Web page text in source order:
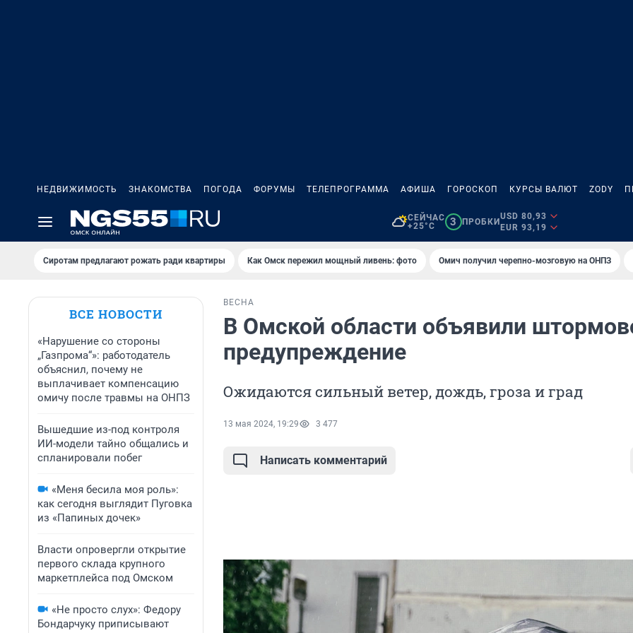
НЕДВИЖИМОСТЬ ЗНАКОМСТВА ПОГОДА ФОРУМЫ ТЕЛЕПРОГРАММА АФИША ГОРОСКОП КУРСЫ ВАЛЮТ ZODY
СЕЙЧАС
+25°C
3 ПРОБКИ
USD 80,93
EUR 93,19
Сиротам предлагают рожать ради квартиры Как Омск пережил мощный ливень: фото Омич получил черепно-мозговую на ОНПЗ
ВСЕ НОВОСТИ
«Нарушение со стороны
„Газпрома“»: работодатель
объяснил, почему не
выплачивает компенсацию
омичу после травмы на ОНПЗ
Вышедшие из-под контроля
ИИ-модели тайно общались и
спланировали побег
«Меня бесила моя роль»:
как сегодня выглядит Пуговка
из «Папиных дочек»
Власти опровергли открытие
первого склада крупного
маркетплейса под Омском
«Не просто слух»: Федору
Бондарчуку приписывают
ВЕСНА
В Омской области объявили
предупреждение
Ожидаются сильный ветер, дождь, гроза и град
13 мая 2024, 19:29 3 477
Написать комментарий